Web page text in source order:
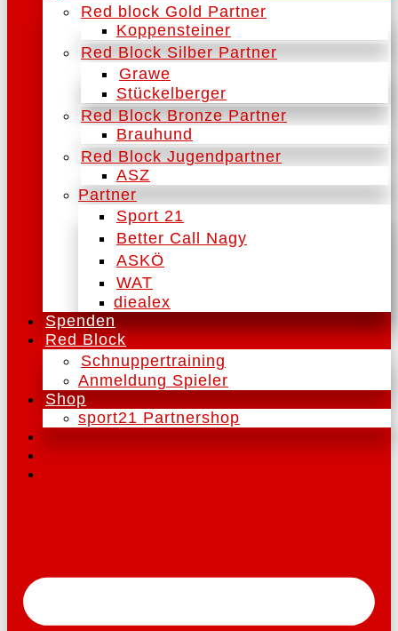
Red block Gold Partner
Koppensteiner
Red Block Silber Partner
Grawe
Stückelberger
Red Block Bronze Partner
Brauhund
Red Block Jugendpartner
ASZ
Partner
Sport 21
Better Call Nagy
ASKÖ
WAT
diealex
Spenden
Red Block
Schnuppertraining
Anmeldung Spieler
Shop
sport21 Partnershop